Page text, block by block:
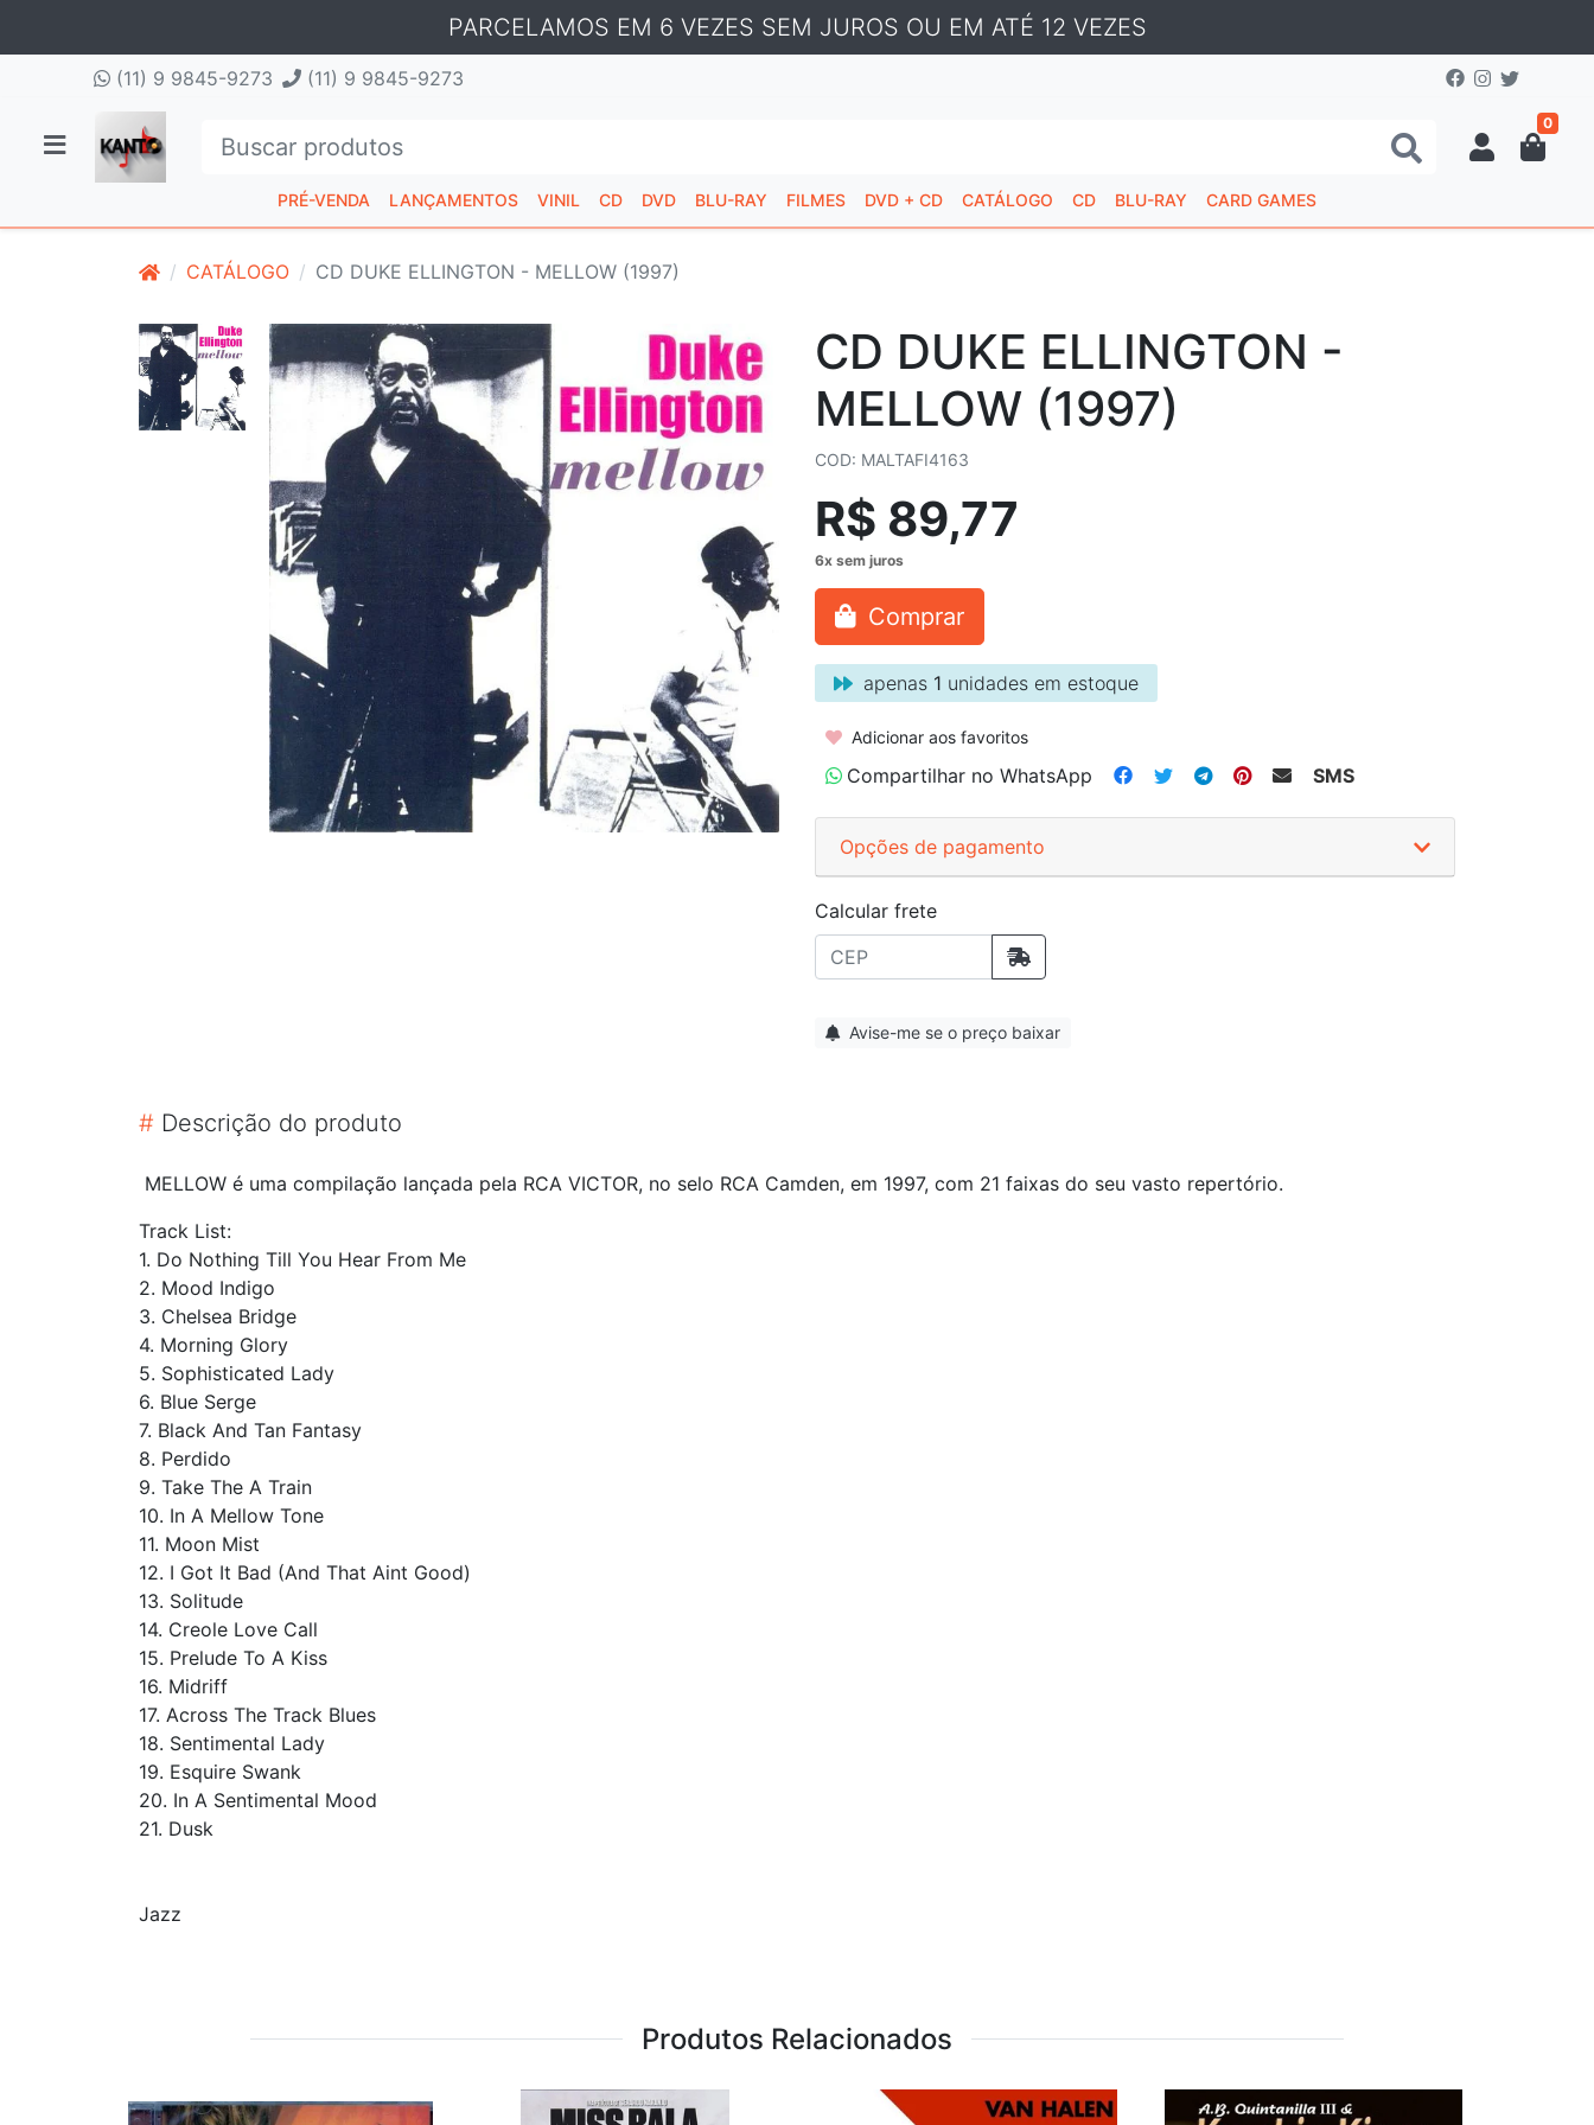
PARCELAMOS EM 6 VEZES SEM JUROS OU EM ATÉ 12 VEZES
(11) 9 9845-9273 (11) 9 9845-9273
0
PRÉ-VENDA LANÇAMENTOS VINIL CD DVD BLU-RAY FILMES DVD + CD CATÁLOGO CD BLU-RAY CARD GAMES
CATÁLOGO CD DUKE ELLINGTON - MELLOW (1997)
CD DUKE ELLINGTON -
MELLOW (1997)
COD: MALTAFI4163
R$ 89,77
Comprar
apenas 1 unidades em estoque
Adicionar aos favoritos
Compartilhar no WhatsApp SMS
Opções de pagamento
Calcular frete
Avise-me se o preço baixar
# Descrição do produto
MELLOW é uma compilação lançada pela RCA VICTOR, no selo RCA Camden, em 1997, com 21 faixas do seu vasto repertório.
Track List:
1. Do Nothing Till You Hear From Me
2. Mood Indigo
3. Chelsea Bridge
4. Morning Glory
5. Sophisticated Lady
6. Blue Serge
7. Black And Tan Fantasy
8. Perdido
9. Take The A Train
10. In A Mellow Tone
11. Moon Mist
12. I Got It Bad (And That Aint Good)
13. Solitude
14. Creole Love Call
15. Prelude To A Kiss
16. Midriff
17. Across The Track Blues
18. Sentimental Lady
19. Esquire Swank
20. In A Sentimental Mood
21. Dusk
Jazz
Produtos Relacionados